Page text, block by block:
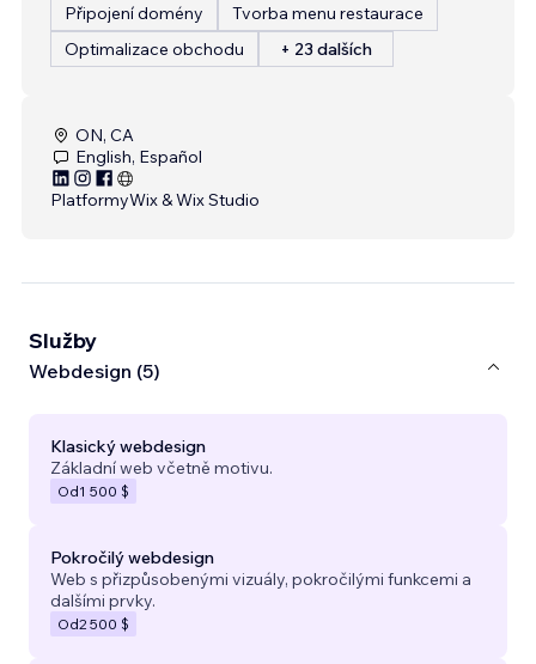
Připojení domény
Tvorba menu restaurace
Optimalizace obchodu
+ 23 dalších
ON, CA
English, Español
PlatformyWix & Wix Studio
Služby
Webdesign (5)
Klasický webdesign
Základní web včetně motivu.
Od1 500 $
Pokročilý webdesign
Web s přizpůsobenými vizuály, pokročilými funkcemi a
dalšími prvky.
Od2 500 $